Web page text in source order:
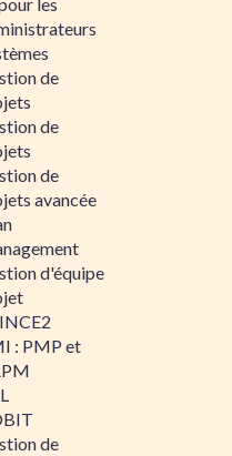
de
de
de
avancée
d'équipe
: PMP et
de